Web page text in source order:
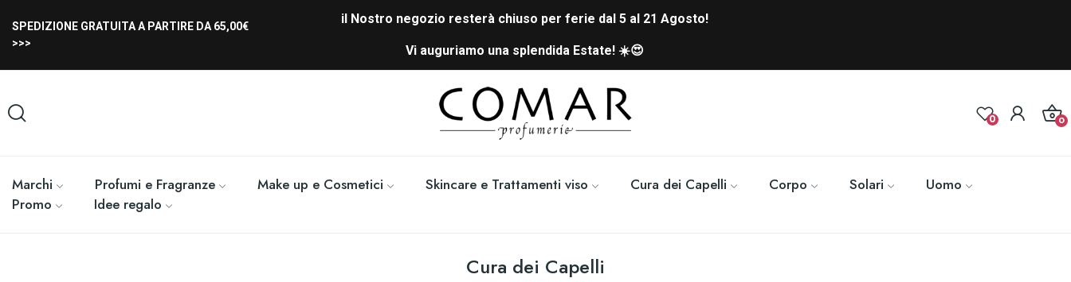
SPEDIZIONE GRATUITA A PARTIRE DA 65,00€
>>>
il Nostro negozio resterà chiuso per ferie dal 5 al 21 Agosto!
Vi auguriamo una splendida Estate! ☀️😍
0 0
Marchi Profumi e Fragranze Make up e Cosmetici Skincare e Trattamenti viso Cura dei Capelli Corpo Solari
Uomo
Promo
Idee regalo
Cura dei Capelli